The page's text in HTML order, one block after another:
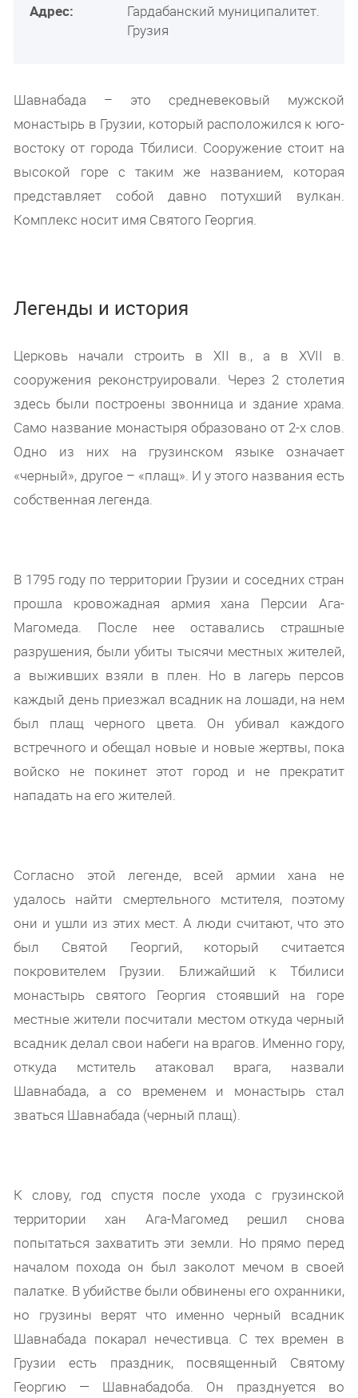
Адрес:
Гардабанский муниципалитет.
Грузия
Шавнабада – это средневековый мужской
монастырь в Грузии, который расположился к юго-
востоку от города Тбилиси. Сооружение стоит на
высокой горе с таким же названием, которая
представляет собой давно потухший вулкан.
Комплекс носит имя Святого Георгия.
Легенды и история
Церковь начали строить в XII в., а в XVII в.
сооружения реконструировали. Через 2 столетия
здесь были построены звонница и здание храма.
Само название монастыря образовано от 2-х слов.
Одно из них на грузинском языке означает
«черный», другое – «плащ». И у этого названия есть
собственная легенда.
В 1795 году по территории Грузии и соседних стран
прошла кровожадная армия хана Персии Ага-
Магомеда. После нее оставались страшные
разрушения, были убиты тысячи местных жителей,
а выживших взяли в плен. Но в лагерь персов
каждый день приезжал всадник на лошади, на нем
был плащ черного цвета. Он убивал каждого
встречного и обещал новые и новые жертвы, пока
войско не покинет этот город и не прекратит
нападать на его жителей.
Согласно этой легенде, всей армии хана не
удалось найти смертельного мстителя, поэтому
они и ушли из этих мест. А люди считают, что это
был Святой Георгий, который считается
покровителем Грузии. Ближайший к Тбилиси
монастырь святого Георгия стоявший на горе
местные жители посчитали местом откуда черный
всадник делал свои набеги на врагов. Именно гору,
откуда мститель атаковал врага, назвали
Шавнабада, а со временем и монастырь стал
зваться Шавнабада (черный плащ).
К слову, год спустя после ухода с грузинской
территории хан Ага-Магомед решил снова
попытаться захватить эти земли. Но прямо перед
началом похода он был заколот мечом в своей
палатке. В убийстве были обвинены его охранники,
но грузины верят что именно черный всадник
Шавнабада покарал нечестивца. С тех времен в
Грузии есть праздник, посвященный Святому
Георгию — Шавнабадоба. Он празднуется во